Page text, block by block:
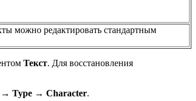
можно редактировать стандартным
Текст. Для восстановления
Type → Character.